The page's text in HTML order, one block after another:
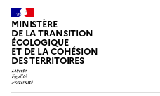
MINISTÈRE
DE LA TRANSITION
ÉCOLOGIQUE
ET DE LA COHÉSION
DES TERRITOIRES